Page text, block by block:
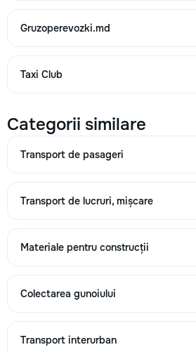
Gruzoperevozki.md
Taxi Club
Categorii similare
Transport de pasageri
Transport de lucruri, mișcare
Materiale pentru construcții
Colectarea gunoiului
Transport interurban